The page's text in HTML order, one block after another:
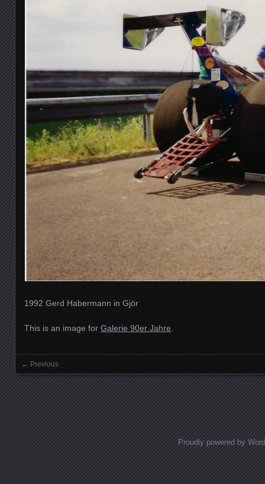
1992 Gerd Habermann in Gjör
This is an image for Galerie 90er Jahre
Images navigation
← Previous
Proudly powered by